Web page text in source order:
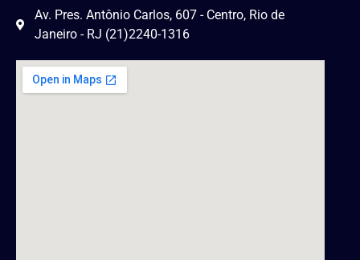
Av. Pres. Antônio Carlos, 607 - Centro, Rio de
Janeiro - RJ (21)2240-1316